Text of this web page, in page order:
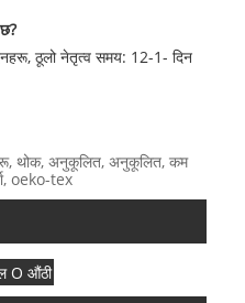
ठूलो नेतृत्व समय: 12-1- दिन
थोक, अनुकूलित, अनुकूलित, कम
oeko-tex
O औंठी